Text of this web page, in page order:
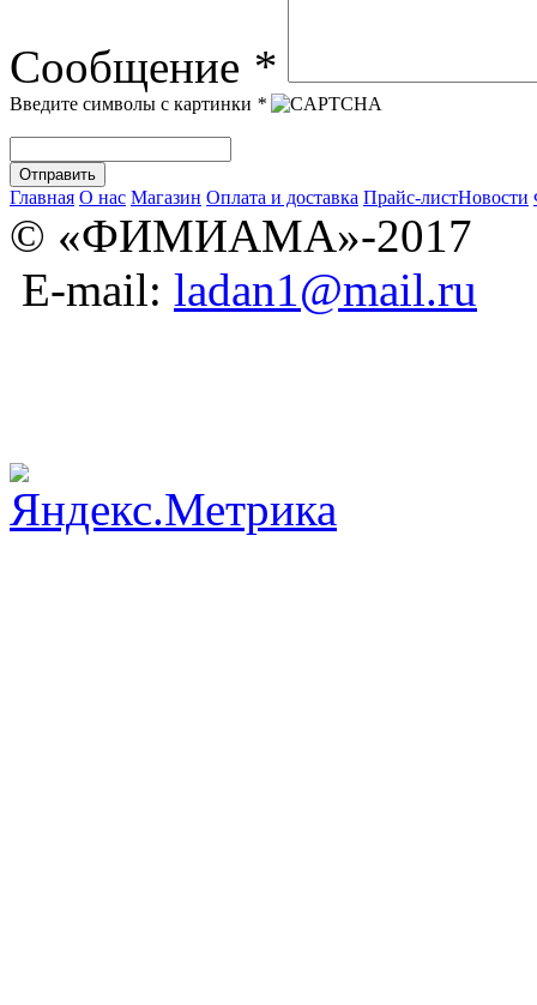
Сообщение *
Введите символы с картинки *
Главная О нас Магазин Оплата и доставка Прайс-листНовости
© «ФИМИАМА»-2017
E-mail: ladan1@mail.ru